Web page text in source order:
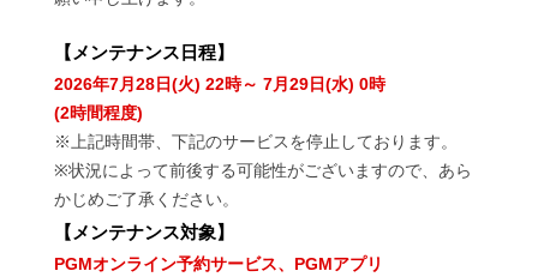
【 メンテナンス日程】
2026年7月28日(火) 22時～ 7月29日(水) 0時
(2時間程度)
※上記時間帯、下記のサービスを停止しております。
※状況によって前後する可能性がございますので、あら
かじめご了承ください。
【メンテナンス対象】
PGMオンライン予約サービス、PGMアプリ